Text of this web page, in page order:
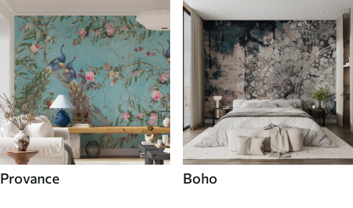
Provance Boho